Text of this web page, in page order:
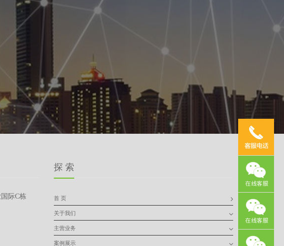
际C栋
探 索
首 页
关于我们
主营业务
案例展示